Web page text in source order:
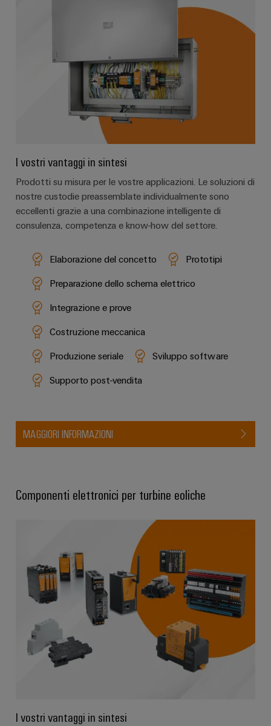
I vostri vantaggi in sintesi
Prodotti su misura per le vostre applicazioni. Le soluzioni di
nostre custodie preassemblate individualmente sono
eccellenti grazie a una combinazione intelligente di
consulenza, competenza e know-how del settore.
Elaborazione del concetto
Prototipi
Preparazione dello schema elettrico
Integrazione e prove
Costruzione meccanica
Produzione seriale
Sviluppo software
Supporto post-vendita
MAGGIORI INFORMAZIONI
Componenti elettronici per turbine eoliche
I vostri vantaggi in sintesi